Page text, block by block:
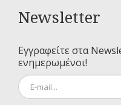
Newsletter
Εγγραφείτε στα
ενημερωμένοι!